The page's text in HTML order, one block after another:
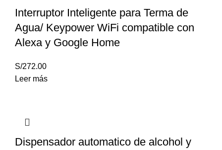
Interruptor Inteligente para Terma de
Agua/ Keypower WiFi compatible con
Alexa y Google Home
S/272.00
Leer más
Dispensador automatico de alcohol y